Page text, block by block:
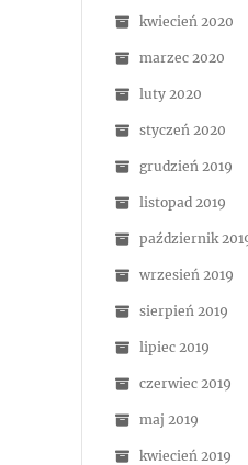
kwiecień 2020
marzec 2020
luty 2020
styczeń 2020
grudzień 2019
listopad 2019
październik
wrzesień 2019
sierpień 2019
lipiec 2019
czerwiec 2019
maj 2019
kwiecień 2019